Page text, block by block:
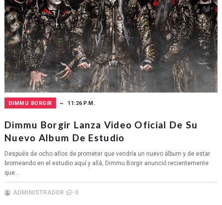
DIMMU BORGIR 11:26 P.M.
Dimmu Borgir Lanza Video Oficial De Su
Nuevo Album De Estudio
Después de ocho años de prometer que vendría un nuevo álbum y de estar
bromeando en el estudio aquí y allá, Dimmu Borgir anunció recientemente
que...
ADMINISTRADOR 0